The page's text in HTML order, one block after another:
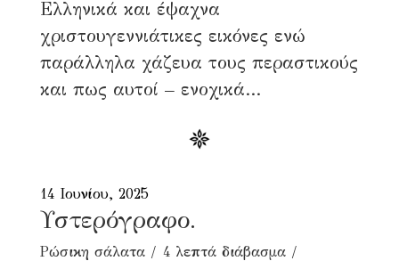
Ελληνικά και έψαχνα
χριστουγεννιάτικες εικόνες ενώ
παράλληλα χάζευα τους περαστικούς
και πως αυτοί – ενοχικά...
14 Ιουνίου, 2025
Υστερόγραφο.
Ρώσικη σάλατα
4 λεπτά διάβασμα